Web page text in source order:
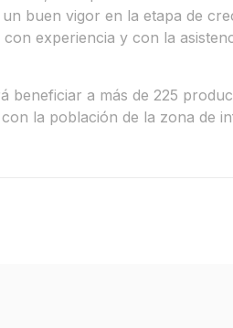
buen vigor en la etapa de
experiencia y con la
a más de 225
la población de la zona de